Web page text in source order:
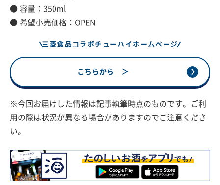
● 容量：350ml
● 希望小売価格：OPEN
三菱食品コラボチューハイホームページ
こちらから ＞
※今回お届けした情報は記事執筆時点のものです。ご利
用の際は状況が異なる場合がありますのでご注意くださ
い。